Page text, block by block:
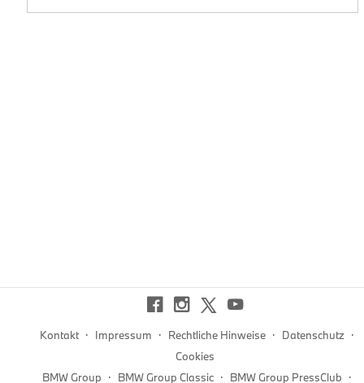
Kontakt · Impressum · Rechtliche Hinweise · Datenschutz ·
Cookies
BMW Group · BMW Group Classic · BMW Group PressClub ·